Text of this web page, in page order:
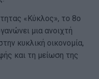
«Κύκλος», το 8ο
μια ανοιχτή
κυκλική οικονομία,
και τη μείωση της